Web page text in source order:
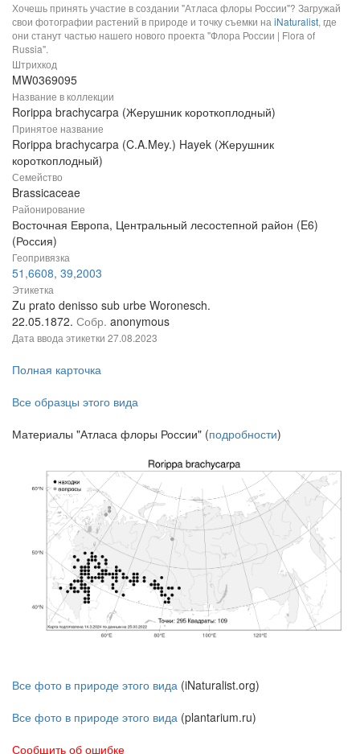
Хочешь принять участие в создании "Атласа флоры России"? Загружай
свои фотографии растений в природе и точку съемки на iNaturalist, где
они станут частью нашего нового проекта "Флора России | Flora of
Russia".
Штрихкод
MW0369095
Название в коллекции
Rorippa brachycarpa (Жерушник короткоплодный)
Принятое название
Rorippa brachycarpa (C.A.Mey.) Hayek (Жерушник
короткоплодный)
Семейство
Brassicaceae
Районирование
Восточная Европа, Центральный лесостепной район (E6)
(Россия)
Геопривязка
51,6608, 39,2003
Этикетка
Zu prato denisso sub urbe Woronesch.
22.05.1872. Собр. anonymous
Дата ввода этикетки 27.08.2023
Полная карточка
Все образцы этого вида
Материалы "Атласа флоры России" (подробности)
Все фото в природе этого вида (iNaturalist.org)
Все фото в природе этого вида (plantarium.ru)
Сообщить об ошибке